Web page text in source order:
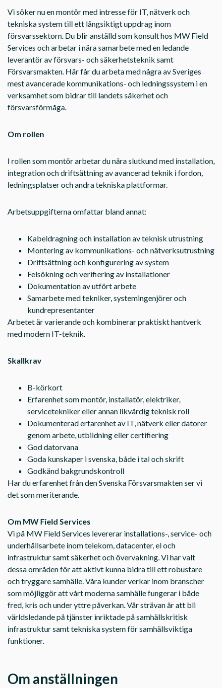
Vi söker nu en montör med intresse för IT, nätverk och
tekniska system till ett långsiktigt uppdrag inom
försvarssektorn. Du blir anställd som konsult hos MW Field
Services och arbetar i nära samarbete med en ledande
leverantör av försvars- och säkerhetsteknik samt
Försvarsmakten. Här får du arbeta med några av Sveriges
mest avancerade kommunikations- och ledningssystem i en
verksamhet som bidrar till landets säkerhet och
försvarsförmåga.
Om rollen
I rollen som montör arbetar du nära slutkund med installation,
integration och driftsättning av avancerad teknik i fordon,
ledningsplatser och andra tekniska plattformar.
Arbetsuppgifterna omfattar bland annat:
Kabeldragning och installation av teknisk utrustning
Montering av kommunikations- och nätverksutrustning
Driftsättning och konfigurering av system
Felsökning och verifiering av installationer
Dokumentation av utfört arbete
Samarbete med tekniker, systemingenjörer och
kundrepresentanter
Arbetet är varierande och kombinerar praktiskt hantverk
med modern IT-teknik.
Skallkrav
B-körkort
Erfarenhet som montör, installatör, elektriker,
servicetekniker eller annan likvärdig teknisk roll
Dokumenterad erfarenhet av IT, nätverk eller datorer
genom arbete, utbildning eller certifiering
God datorvana
Goda kunskaper i svenska, både i tal och skrift
Godkänd bakgrundskontroll
Har du erfarenhet från den Svenska Försvarsmakten ser vi
det som meriterande.
Om MW Field Services
Vi på MW Field Services levererar installations-, service- och
underhållsarbete inom telekom, datacenter, el och
infrastruktur samt säkerhet och övervakning. Vi har valt
dessa områden för att aktivt kunna bidra till ett robustare
och tryggare samhälle. Våra kunder verkar inom branscher
som möjliggör att vårt moderna samhälle fungerar i både
fred, kris och under yttre påverkan. Vår strävan är att bli
världsledande på tjänster inriktade på samhällskritisk
infrastruktur samt tekniska system för samhällsviktiga
funktioner.
Om anställningen